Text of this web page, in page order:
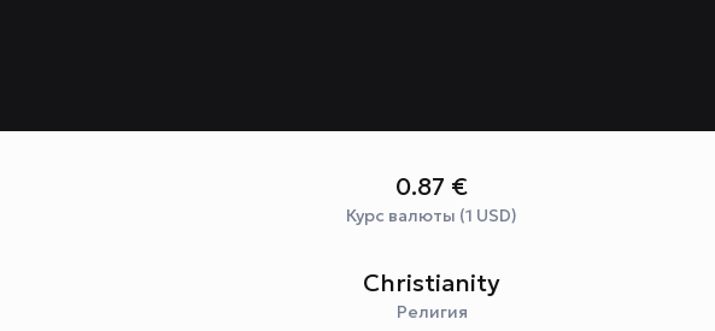
0.87 €
Курс валюты (1 USD)
Christianity
Религия